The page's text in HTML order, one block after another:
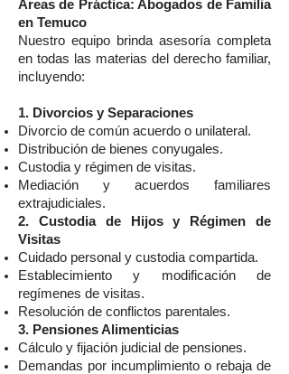
Áreas de Práctica: Abogados de Familia
en Temuco
Nuestro equipo brinda asesoría completa
en todas las materias del derecho familiar,
incluyendo:
1. Divorcios y Separaciones
Divorcio de común acuerdo o unilateral.
Distribución de bienes conyugales.
Custodia y régimen de visitas.
Mediación y acuerdos familiares
extrajudiciales.
2. Custodia de Hijos y Régimen de
Visitas
Cuidado personal y custodia compartida.
Establecimiento y modificación de
regímenes de visitas.
Resolución de conflictos parentales.
3. Pensiones Alimenticias
Cálculo y fijación judicial de pensiones.
Demandas por incumplimiento o rebaja de